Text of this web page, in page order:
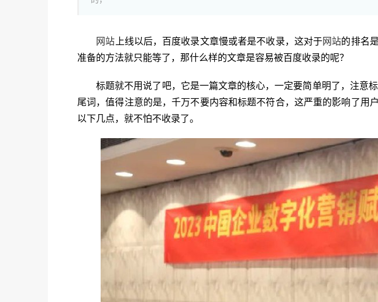
网站上线以后，百度收录文章慢或者是不收录，这对于网站的排名
准备的方法就只能等了，那什么样的文章是容易被百度收录的呢？
标题就不用说了吧，它是一篇文章的核心，一定要简单明了，注意
尾词，值得注意的是，千万不要内容和标题不符合，这严重的影响了用
以下几点，就不怕不收录了。